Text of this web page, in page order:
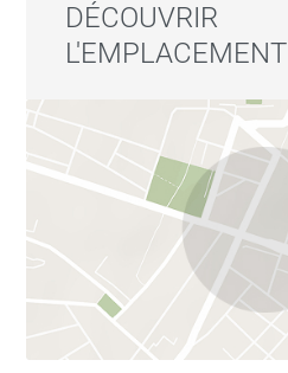
DÉCOUVRIR
L'EMPLACEMENT